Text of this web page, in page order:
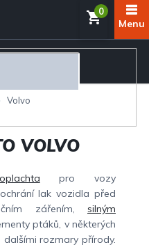
Volvo
VOLVO
pro vozy
lak vozidla před
zářením, silným
ptáků, v některých
dalšími rozmary přírody.